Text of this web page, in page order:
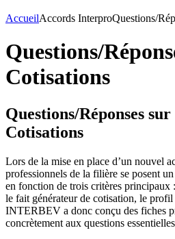
AccueilAccords InterproQuestions/
Questions/
Cotisations
Questions/Réponses
Cotisations
Lors de la mise en place d’un nouvel
professionnels de la filière se posent
en fonction de trois critères principaux
le fait générateur de cotisation, le
INTERBEV a donc conçu des fiches
concrètement aux questions